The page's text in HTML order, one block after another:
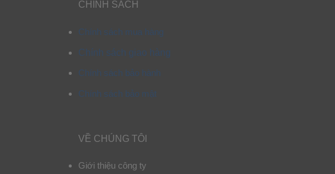
CHÍNH SÁCH
Chính sách mua hàng
Chính sách giao hàng
Chính sách bảo hành
Chính sách bảo mật
VỀ CHÚNG TÔI
Giới thiệu công ty